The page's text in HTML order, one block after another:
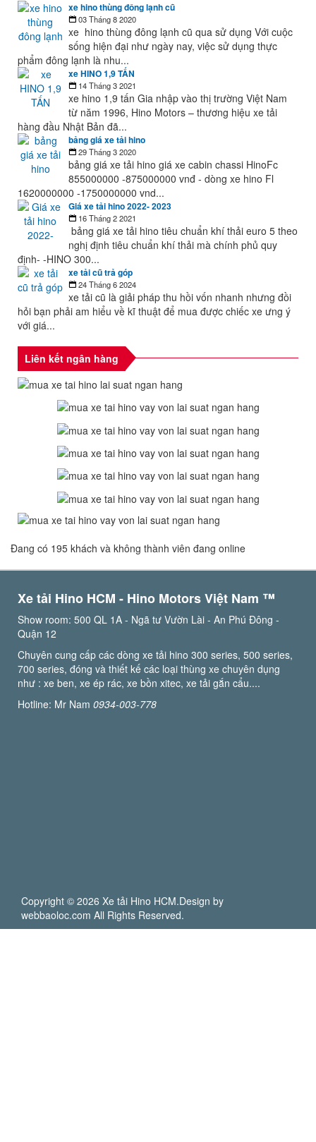
xe hino thùng đông lạnh cũ
03 Tháng 8 2020
xe hino thùng đông lạnh cũ qua sử dụng Với cuộc
sống hiện đại như ngày nay, việc sử dụng thực
phẩm đông lạnh là nhu...
xe HINO 1,9 TẤN
14 Tháng 3 2021
xe hino 1,9 tấn Gia nhập vào thị trường Việt Nam
từ năm 1996, Hino Motors – thương hiệu xe tải
hàng đầu Nhật Bản đã...
bảng giá xe tải hino
29 Tháng 3 2020
bảng giá xe tải hino giá xe cabin chassi HinoFc
855000000 -875000000 vnđ - dòng xe hino Fl
1620000000 -1750000000 vnd...
Giá xe tải hino 2022- 2023
16 Tháng 2 2021
bảng giá xe tải hino tiêu chuẩn khí thải euro 5 theo
nghị định tiêu chuẩn khí thải mà chính phủ quy
định- -HINO 300...
xe tải cũ trả góp
24 Tháng 6 2024
xe tải cũ là giải pháp thu hồi vốn nhanh nhưng đồi
hỏi bạn phải am hiểu về kĩ thuật để mua được chiếc xe ưng ý
với giá...
Liên kết ngân hàng
Đang có 195 khách và không thành viên đang online
Xe tải Hino HCM - Hino Motors Việt Nam ™️
Show room: 500 QL 1A - Ngã tư Vườn Lài - An Phú Đông -
Quận 12
Chuyên cung cấp các dòng xe tải hino 300 series, 500 series,
700 series, đóng và thiết kế các loại thùng xe chuyên dụng
như : xe ben, xe ép rác, xe bồn xitec, xe tải gắn cẩu....
Hotline: Mr Nam 0934-003-778
Copyright © 2026 Xe tải Hino HCM.Design by
webbaoloc.com All Rights Reserved.